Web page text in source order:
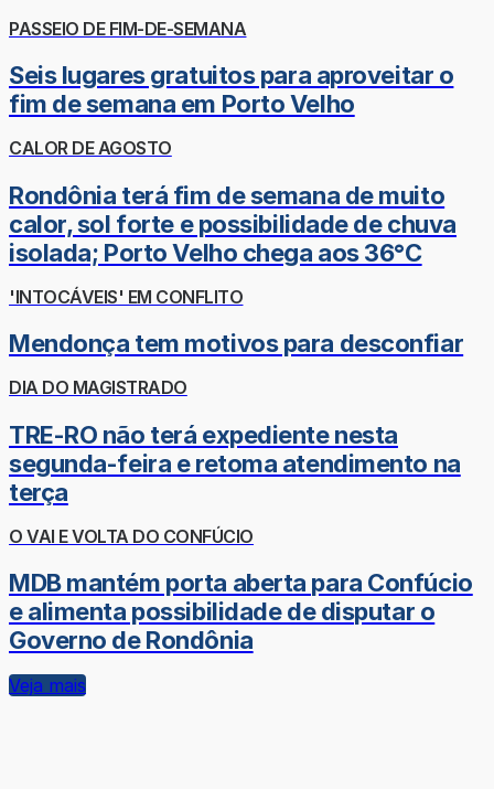
PASSEIO DE FIM-DE-SEMANA
Seis lugares gratuitos para aproveitar o
fim de semana em Porto Velho
CALOR DE AGOSTO
Rondônia terá fim de semana de muito
calor, sol forte e possibilidade de chuva
isolada; Porto Velho chega aos 36°C
'INTOCÁVEIS' EM CONFLITO
Mendonça tem motivos para desconfiar
DIA DO MAGISTRADO
TRE-RO não terá expediente nesta
segunda-feira e retoma atendimento na
terça
O VAI E VOLTA DO CONFÚCIO
MDB mantém porta aberta para Confúcio
e alimenta possibilidade de disputar o
Governo de Rondônia
Veja mais